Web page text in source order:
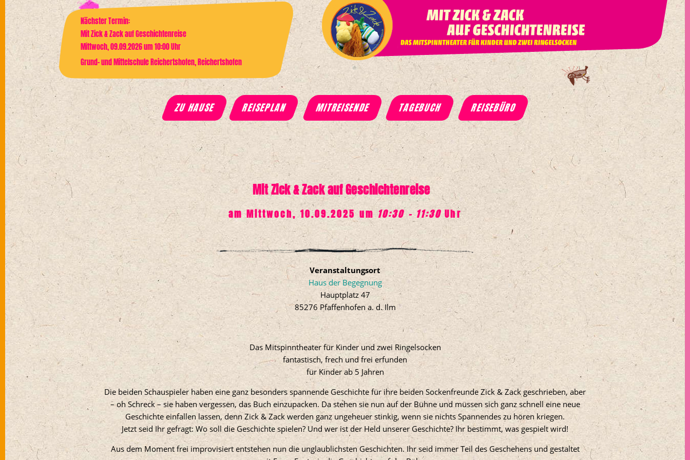
Nächster Termin:
Mit Zick & Zack auf Geschichtenreise
Mittwoch, 09.09.2026 um 10:00 Uhr
Grund- und Mittelschule Reichertshofen, Reichertshofen
ZU HAUSE REISEPLAN MITREISENDE TAGEBUCH REISEBÜRO
Mit Zick & Zack auf Geschichtenreise
am Mittwoch, 10.09.2025 um 10:30 - 11:30 Uhr
Veranstaltungsort
Haus der Begegnung
Hauptplatz 47
85276 Pfaffenhofen a. d. Ilm
Das Mitspinntheater für Kinder und zwei Ringelsocken
fantastisch, frech und frei erfunden
für Kinder ab 5 Jahren
Die beiden Schauspieler haben eine ganz besonders spannende Geschichte für ihre beiden Sockenfreunde Zick & Zack geschrieben, aber
– oh Schreck – sie haben vergessen, das Buch einzupacken. Da stehen sie nun auf der Bühne und müssen sich ganz schnell eine neue
Geschichte einfallen lassen, denn Zick & Zack werden ganz ungeheuer stinkig, wenn sie nichts Spannendes zu hören kriegen.
Jetzt seid Ihr gefragt: Wo soll die Geschichte spielen? Und wer ist der Held unserer Geschichte? Ihr bestimmt, was gespielt wird!
Aus dem Moment frei improvisiert entstehen nun die unglaublichsten Geschichten. Ihr seid immer Teil des Geschehens und gestaltet